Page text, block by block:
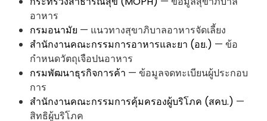
อาหาร
กรมอนามัย — แนวทางสุขาภิบาลอาหารจัดเลี้ยง
สำนักงานคณะกรรมการอาหารและยา (อย.) — ข้อ
กำหนดวัตถุเจือปนอาหาร
กรมพัฒนาธุรกิจการค้า — ข้อมูลจดทะเบียนผู้ประกอบ
การ
สำนักงานคณะกรรมการคุ้มครองผู้บริโภค (สคบ.) —
สิทธิผู้บริโภค